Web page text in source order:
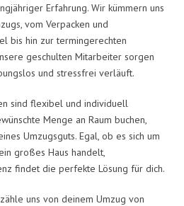
Erfahrung. Wir kümmern uns
vom Verpacken und
bis hin zur termingerechten
geschulten Mitarbeiter sorgen
und stressfrei verläuft.
sind flexibel und individuell
Menge an Raum buchen,
Umzugsguts. Egal, ob es sich um
großes Haus handelt,
findet die perfekte Lösung für dich.
uns von deinem Umzug von